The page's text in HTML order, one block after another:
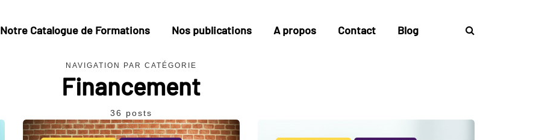
Notre Catalogue de Formations Nos publications A propos Contact Blog
NAVIGATION PAR CATÉGORIE
Financement
36 posts